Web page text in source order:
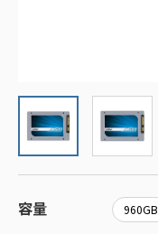
容量 960GB